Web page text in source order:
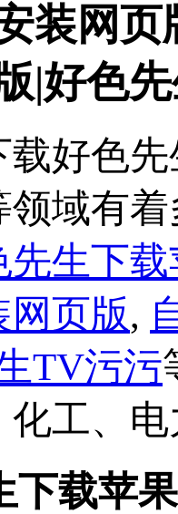
装网
|好色
好色
域有着
先生下
页版,
TV污污
化工
下载苹